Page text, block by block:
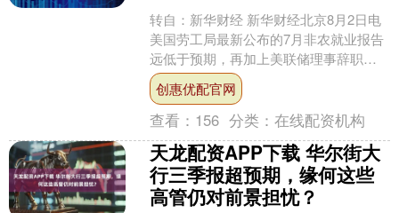
转自：新华财经 新华财经北京8月2日电
美国劳工局最新公布的7月非农就业报告
远低于预期，再加上美联储理事辞职的
消息，投资者纷纷重新评估美联储9月份
息的可能性，一....
创惠优配官网
查看： 156 分类：在线配资机构
天龙配资APP下载 华尔街大
行三季报超预期，缘何这些
高管仍对前景担忧？